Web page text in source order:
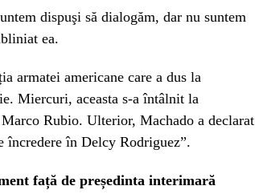
dispuşi să dialogăm, dar nu suntem
ea.
armatei americane care a dus la
Miercuri, aceasta s-a întâlnit la
Rubio. Ulterior, Machado a declarat
în Delcy Rodriguez”.
față de președinta interimară